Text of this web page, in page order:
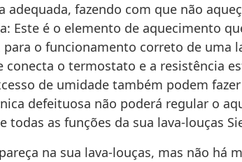
fazendo com que não
Este é o elemento de aquecimento
o funcionamento correto de uma
conecta o termostato e a resistência
de umidade também podem
defeituosa não poderá regular o
as funções da sua lava-louças
na sua lava-louças, mas não